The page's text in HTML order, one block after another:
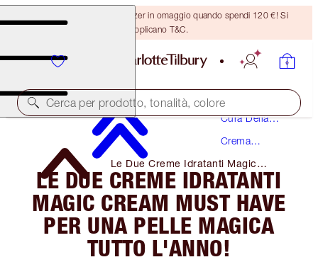
Ricevi un pennello per bronzer in omaggio quando spendi 120 €! Si
applicano T&C.
Cerca per prodotto, tonalità, colore
Cura Della
Crema
Le Due Creme Idratanti Magic
Cream Must Have Per Una Pelle
Magica Tutto L'anno!
LE DUE CREME IDRATANTI
MAGIC CREAM MUST HAVE
PER UNA PELLE MAGICA
TUTTO L'ANNO!